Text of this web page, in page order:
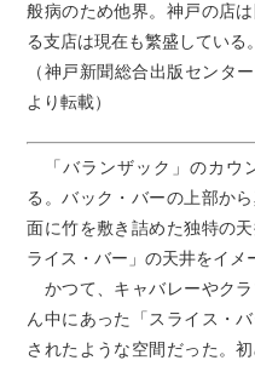
般病のため他界。神戸の店
る支店は現在も繁盛している。
（神戸新聞総合出版センタ
より転載）
「バランザック」のカウ
る。バック・バーの上部か
面に竹を敷き詰めた独特の
ライス・バー」の天井をイメ
かつて、キャバレーやク
ん中にあった「スライス・
されたような空間だった。